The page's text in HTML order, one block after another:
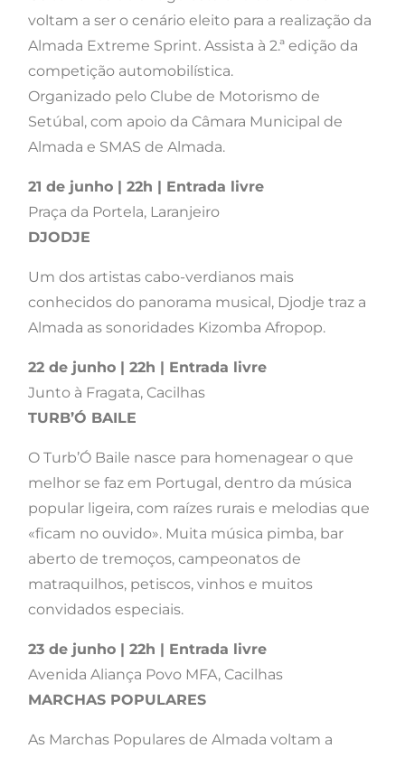
voltam a ser o cenário eleito para a realização da
Almada Extreme Sprint. Assista à 2.ª edição da
competição automobilística.
Organizado pelo Clube de Motorismo de
Setúbal, com apoio da Câmara Municipal de
Almada e SMAS de Almada.
21 de junho | 22h | Entrada livre
Praça da Portela, Laranjeiro
DJODJE
Um dos artistas cabo-verdianos mais
conhecidos do panorama musical, Djodje traz a
Almada as sonoridades Kizomba Afropop.
22 de junho | 22h | Entrada livre
Junto à Fragata, Cacilhas
TURB’Ó BAILE
O Turb’Ó Baile nasce para homenagear o que
melhor se faz em Portugal, dentro da música
popular ligeira, com raízes rurais e melodias que
«ficam no ouvido». Muita música pimba, bar
aberto de tremoços, campeonatos de
matraquilhos, petiscos, vinhos e muitos
convidados especiais.
23 de junho | 22h | Entrada livre
Avenida Aliança Povo MFA, Cacilhas
MARCHAS POPULARES
As Marchas Populares de Almada voltam a